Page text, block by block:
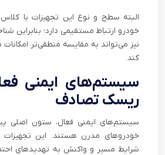
البته سطح و نوع این تجهیزات با
خودرو ارتباط مستقیمی دارد؛ بنابراین
نیز می‌تواند به مقایسه منطقی‌تر
کند.
سیستم‌های ایمنی
ریسک تصادف
سیستم‌های ایمنی فعال، ستون اصلی
خودروهای مدرن هستند. این تجهیزات
شرایط مسیر و واکنش به تهدیدهای